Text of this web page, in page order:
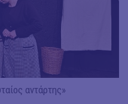
αντάρτης»